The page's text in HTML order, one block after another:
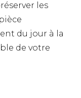
les
du jour à la
de votre